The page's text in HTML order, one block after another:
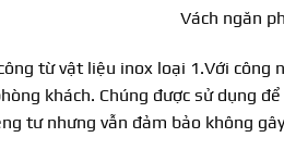
Vách ngăn
từ vật liệu inox loại 1.Với
khách. Chúng được sử dụng
tư nhưng vẫn đảm bảo không